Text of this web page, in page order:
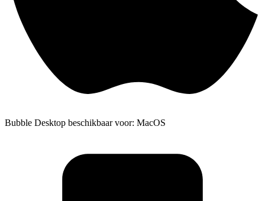
Bubble Desktop beschikbaar voor: MacOS